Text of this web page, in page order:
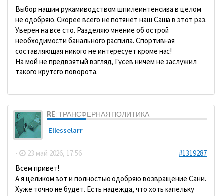
Выбор нашим рукамиводством шпилеинтенсива в целом
не одобряю. Скорее всего не потянет наш Саша в этот раз.
Уверен на все сто. Разделяю мнение об острой
необходимости банального распила. Спортивная
составляющая никого не интересует кроме нас!
На мой не предвзятый взгляд, Гусев ничем не заслужил
такого крутого поворота.
RE: ТРАНСФЕРНАЯ ПОЛИТИКА
Ellesselarr
- 23 май 2026, 17:56
#1319287
Всем привет!
А я целиком вот и полностью одобряю возвращение Сани.
Хуже точно не будет. Есть надежда, что хоть капельку